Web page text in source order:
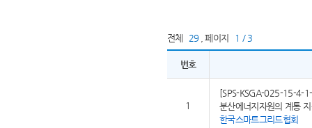
전체 29 페이지 1 / 3
번호
1
[SPS-KSGA-025-15-4-
분산에너지자원의 계통
한국스마트그리드협회